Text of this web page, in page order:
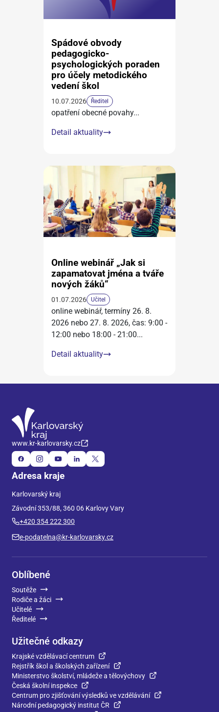
Spádové obvody
pedagogicko-
psychologických poraden
pro účely metodického
vedení škol
10.07.2026 Ředitel
opatření obecné povahy...
Detail aktuality
Online webinář „Jak si
zapamatovat jména a tváře
nových žáků“
01.07.2026 Učitel
online webinář, termíny 26. 8.
2026 nebo 27. 8. 2026, čas: 9:00 -
12:00 nebo 18:00 - 21:00...
Detail aktuality
www.kr-karlovarsky.cz
Adresa kraje
Karlovarský kraj
Závodní 353/88, 360 06 Karlovy Vary
+420 354 222 300
e-podatelna@kr-karlovarsky.cz
Oblíbené
Soutěže
Rodiče a žáci
Učitelé
Ředitelé
Užitečné odkazy
Krajské vzdělávací centrum
Rejstřík škol a školských zařízení
Ministerstvo školství, mládeže a tělovýchovy
Česká školní inspekce
Centrum pro zjišťování výsledků ve vzdělávání
Národní pedagogický institut ČR